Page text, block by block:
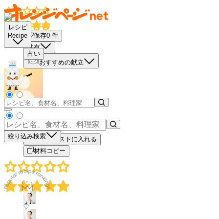
レシピ
Recipe
占い
絞り込み検索
保存0 件
共有
おすすめの献立
－
＋
買い物リストに入れる
材料コピー